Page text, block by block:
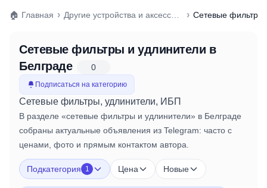
🏠 Главная › ›
Сетевые фильтры и удлинители в
Белграде
0
Подписаться на категорию
Сетевые фильтры, удлинители, ИБП
В разделе «сетевые фильтры и удлинители» в Белграде
собраны актуальные объявления из Telegram: часто с
ценами, фото и прямым контактом автора.
Подкатегория 1 Цена Новые